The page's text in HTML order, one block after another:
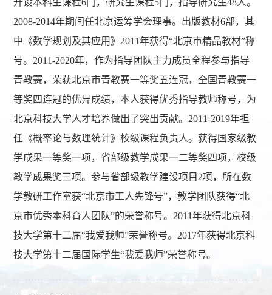
开设本科生课程6门，研究生课程5门，指导研究生48人。
2008-2014年期间任北京运筹学会理事。出版教材6部，其
中《数学规划及其应用》2011年获得“北京市精品教材”称
号。2011-2020年，作为指导团队主力成员全程参与指导
青教赛，荣获北京市青教赛一等奖五连冠，全国青教赛一
等奖四连冠的优异成绩，本人获得优秀指导教师称号，为
北京科技大学人才培养做出了突出贡献。2011-2019年担
任《概率论与数理统计》校级课程负责人。获得国家级教
学成果一等奖一项，省部级教学成果一二等奖四项，校级
教学成果奖三项。参与省部级教学建设项目2项，所在数
学教研工作室获“北京市工人先锋号”，教学团队获得“北
京市优秀本科育人团队”的荣誉称号。2011年获得北京科
技大学第十二届“我爱我师”荣誉称号。2017年获得北京科
技大学第十二届国际学生“我爱我师”荣誉称号。